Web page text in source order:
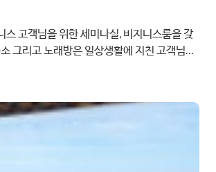
고객님을 위한 세미나실, 비지니스룸을 갖
그리고 노래방은 일상생활에 지친 고객님의